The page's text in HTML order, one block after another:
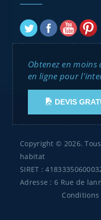
Obtenez en moins
en ligne pour
DEVIS
Copyright © 2026.
habitat
SIRET :
Adresse : 6 Rue de